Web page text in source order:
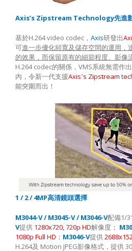
Axis’s Zipstream Technology先進
基於H.264 video codec ， Axis研發出
可進一步優化頻寬及儲存空間的運用，
的效果，而保留原有的細節程度、影像
H.264 codec的關係， VMS系統無需作
內，令新一代支援Axis’s Zipstream
能突圍而出！
1 / 2 / 4MP高清鏡頭選擇
M3044-V / M3045-V / M3046-V配備1/
V提供 1280x720, 720p HD解像度；
1080p Full HD ； M3046-V提供
H.264及 Motion JPEG影像格式，提供